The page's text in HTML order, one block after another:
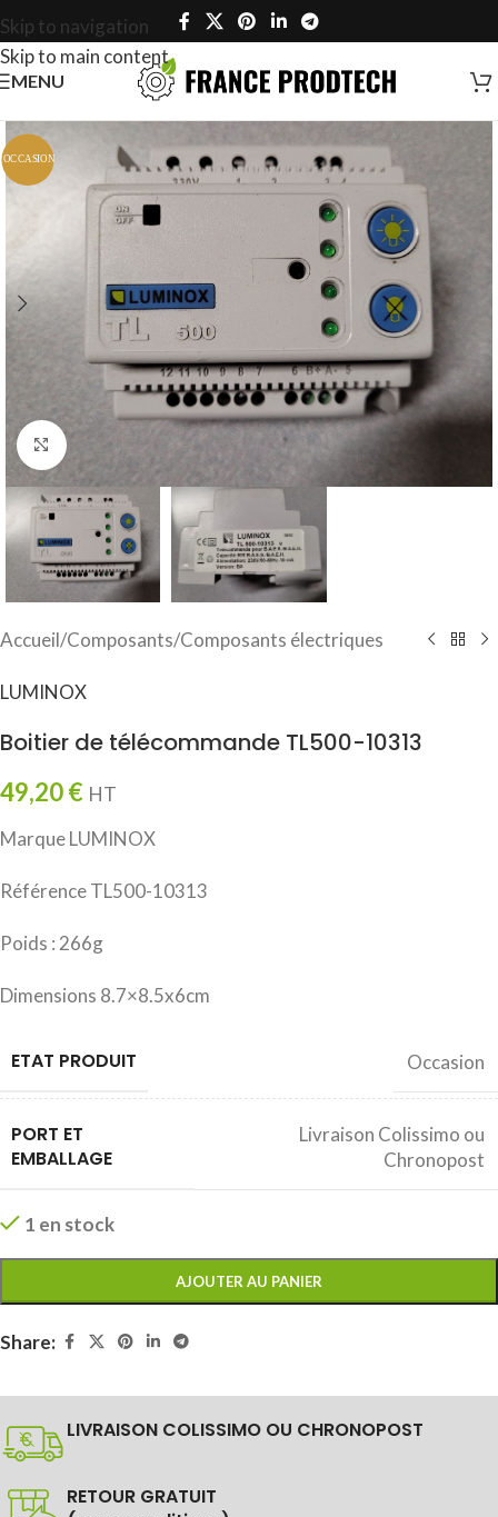
Skip to navigation
Skip to main content
MENU
Click to enlarge
Accueil/Composants/Composants électriques
LUMINOX
Boitier de télécommande TL500-10313
49,20€ HT
Marque LUMINOX
Référence TL500-10313
Poids : 266g
Dimensions 8.7×8.5x6cm
ETAT PRODUIT Occasion
PORT ET
EMBALLAGE
Livraison Colissimo ou
Chronopost
1 en stock
AJOUTER AU PANIER
Share:
LIVRAISON COLISSIMO OU CHRONOPOST
RETOUR GRATUIT